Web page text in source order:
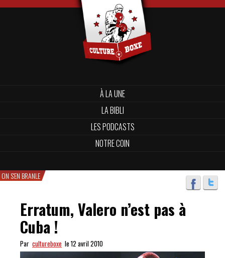
À LA UNE
LA BIBLI
LES PODCASTS
NOTRE COIN
ON S'EN BRANLE
Erratum, Valero n’est pas à
Cuba !
Par cultureboxe le 12 avril 2010